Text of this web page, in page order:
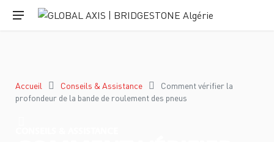
Accueil Conseils & Assistance
Comment vérifier la
profondeur de la bande de roulement des pneus